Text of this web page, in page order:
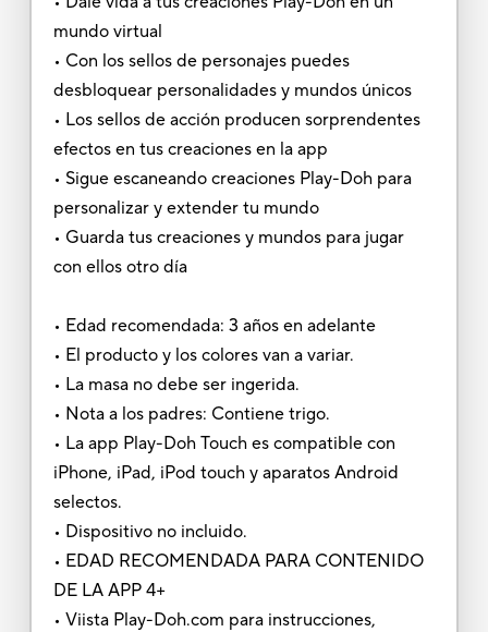
mundo virtual
• Con los sellos de personajes puedes
desbloquear personalidades y mundos únicos
• Los sellos de acción producen sorprendentes
efectos en tus creaciones en la app
• Sigue escaneando creaciones Play-Doh para
personalizar y extender tu mundo
• Guarda tus creaciones y mundos para jugar
con ellos otro día
• Edad recomendada: 3 años en adelante
• El producto y los colores van a variar.
• La masa no debe ser ingerida.
• Nota a los padres: Contiene trigo.
• La app Play-Doh Touch es compatible con
iPhone, iPad, iPod touch y aparatos Android
selectos.
• Dispositivo no incluido.
• EDAD RECOMENDADA PARA CONTENIDO
DE LA APP 4+
• Viista Play-Doh.com para instrucciones,